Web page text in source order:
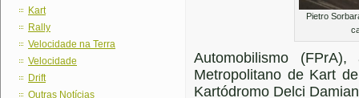
Kart
Rally
Velocidade na Terra
Velocidade
Drift
Outras Notícias
Pietro
Automobilismo
Metropolitano de Kart
Kartódromo Delci